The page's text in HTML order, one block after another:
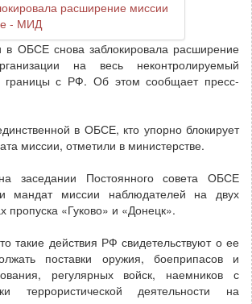
в ОБСЕ снова заблокировала расширение
на весь неконтролируемый
границы с РФ. Об этом сообщает пресс-
в ОБСЕ, кто упорно блокирует
миссии, отметили в министерстве.
заседании Постоянного совета ОБСЕ
мандат миссии наблюдателей на двух
пропуска «Гуково» и «Донецк».
такие действия РФ свидетельствуют о ее
поставки оружия, боеприпасов и
регулярных войск, наемников с
террористической деятельности на